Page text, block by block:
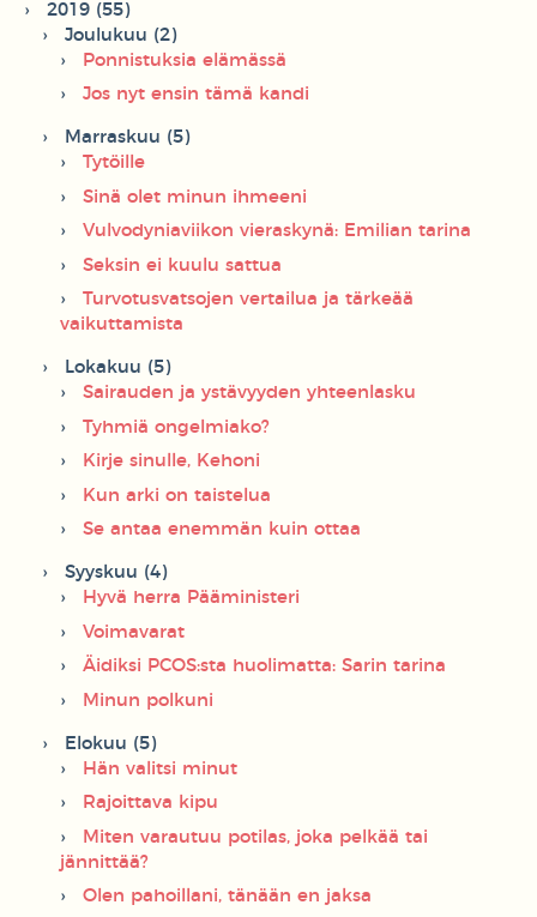
2019 (55)
Joulukuu (2)
Ponnistuksia elämässä
Jos nyt ensin tämä kandi
Marraskuu (5)
Tytöille
Sinä olet minun ihmeeni
Vulvodyniaviikon vieraskynä: Emilian tarina
Seksin ei kuulu sattua
Turvotusvatsojen vertailua ja tärkeää
vaikuttamista
Lokakuu (5)
Sairauden ja ystävyyden yhteenlasku
Tyhmiä ongelmiako?
Kirje sinulle, Kehoni
Kun arki on taistelua
Se antaa enemmän kuin ottaa
Syyskuu (4)
Hyvä herra Pääministeri
Voimavarat
Äidiksi PCOS:sta huolimatta: Sarin tarina
Minun polkuni
Elokuu (5)
Hän valitsi minut
Rajoittava kipu
Miten varautuu potilas, joka pelkää tai
jännittää?
Olen pahoillani, tänään en jaksa